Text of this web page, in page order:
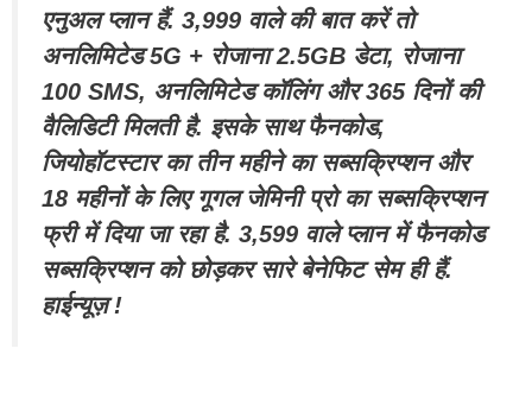
एनुअल प्लान हैं. 3,999 वाले की बात करें तो
अनलिमिटेड 5G + रोजाना 2.5GB डेटा, रोजाना
100 SMS, अनलिमिटेड कॉलिंग और 365 दिनों की
वैलिडिटी मिलती है. इसके साथ फैनकोड,
जियोहॉटस्टार का तीन महीने का सब्सक्रिप्शन और
18 महीनों के लिए गूगल जेमिनी प्रो का सब्सक्रिप्शन
फ्री में दिया जा रहा है. 3,599 वाले प्लान में फैनकोड
सब्सक्रिप्शन को छोड़कर सारे बेनेफिट सेम ही हैं.
हाईन्यूज़ !